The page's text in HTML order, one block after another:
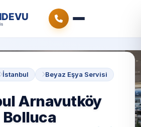
İstanbul Beyaz Eşya Servisi
Arnavutköy
Bolluca